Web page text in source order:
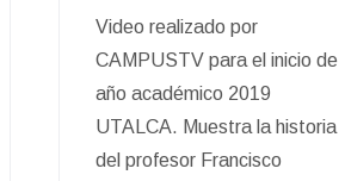
Video realizado por
CAMPUSTV para el inicio de
año académico 2019
UTALCA. Muestra la historia
del profesor Francisco